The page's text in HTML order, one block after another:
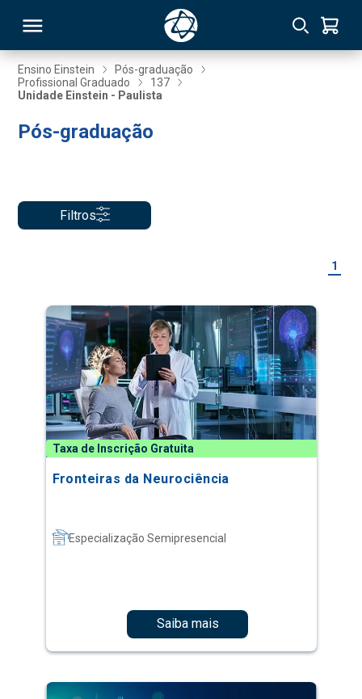
Ensino Einstein
Pós-graduação
Profissional Graduado
137
Unidade Einstein - Paulista
Pós-graduação
Filtros
1
Taxa de Inscrição Gratuita
Fronteiras da Neurociência
Especialização Semipresencial
Saiba mais